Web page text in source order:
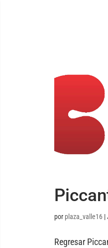
por plaza_valle16|
Regresar